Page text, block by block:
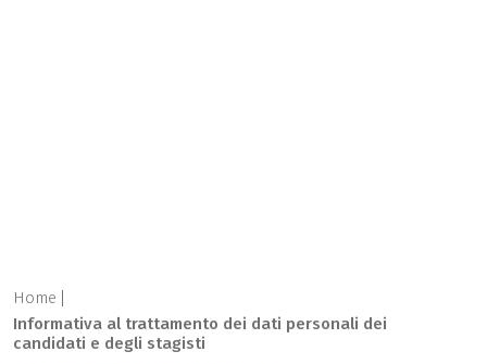
Home
Informativa al trattamento dei dati personali dei
candidati e degli stagisti